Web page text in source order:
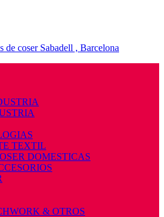
de coser Sabadell , Barcelona
TEXTIL
DOMESTICAS
& OTROS